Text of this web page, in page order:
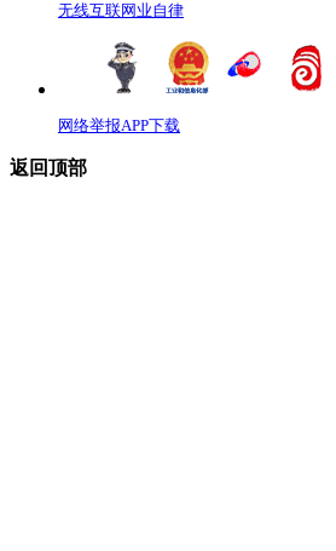
无线互联网业自律
网络举报APP下载
返回顶部